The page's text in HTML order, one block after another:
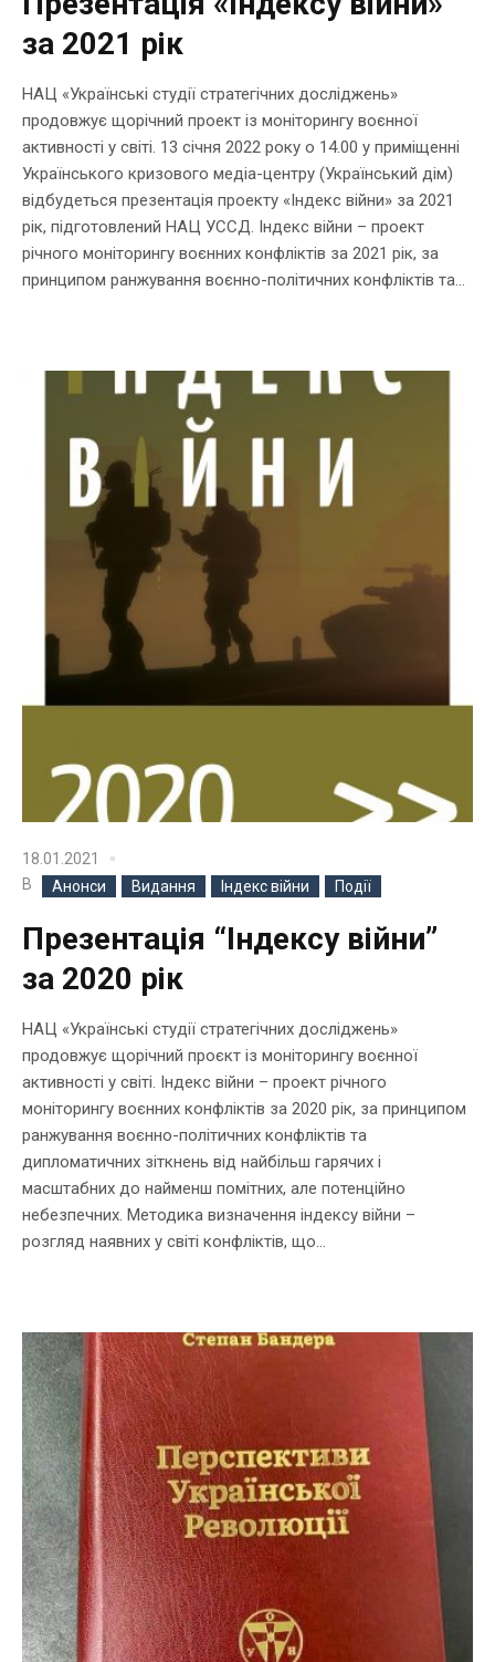
за 2021 рік
НАЦ «Українські студії стратегічних досліджень»
продовжує щорічний проект із моніторингу воєнної
активності у світі. 13 січня 2022 року о 14.00 у приміщенні
Українського кризового медіа-центру (Український дім)
відбудеться презентація проекту «Індекс війни» за 2021
рік, підготовлений НАЦ УССД. Індекс війни – проект
річного моніторингу воєнних конфліктів за 2021 рік, за
принципом ранжування воєнно-політичних конфліктів та...
18.01.2021
В
Анонси Видання Індекс війни Події
Презентація “Індекcу війни”
за 2020 рік
НАЦ «Українські студії стратегічних досліджень»
продовжує щорічний проєкт із моніторингу воєнної
активності у світі. Індекс війни – проект річного
моніторингу воєнних конфліктів за 2020 рік, за принципом
ранжування воєнно-політичних конфліктів та
дипломатичних зіткнень від найбільш гарячих і
масштабних до найменш помітних, але потенційно
небезпечних. Методика визначення індексу війни –
розгляд наявних у світі конфліктів, що...